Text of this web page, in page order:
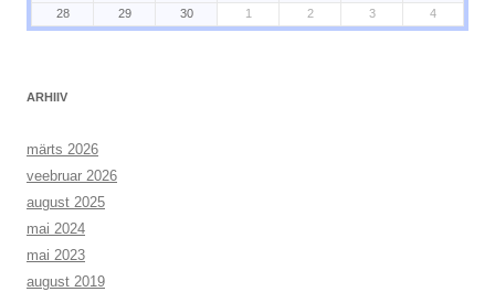
28
29 30 1 2 3 4
ARHIIV
märts 2026
veebruar 2026
august 2025
mai 2024
mai 2023
august 2019